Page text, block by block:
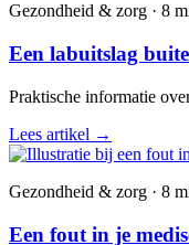
Gezondheid & zorg · 8
Een labuitslag
Praktische informatie
Lees artikel →
Gezondheid & zorg · 8
Een fout in je